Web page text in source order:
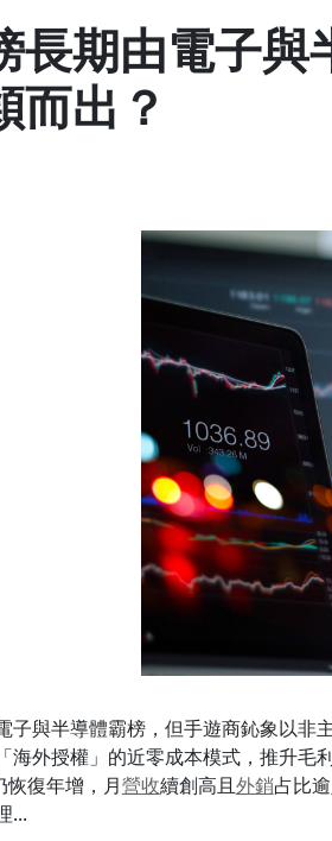
長期由電子
而出？
子與半導體霸榜，但手遊商鈊象以非
海外授權」的近零成本模式，推升毛
恢復年增，月營收續創高且外銷占比
...